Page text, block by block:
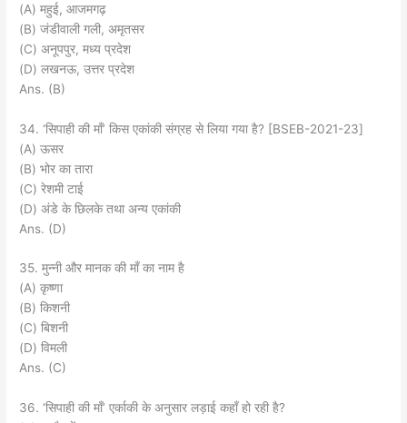
(A) महुई, आजमगढ़
(B) जंडीवाली गली, अमृतसर
(C) अनूपपुर, मध्य प्रदेश
(D) लखनऊ, उत्तर प्रदेश
Ans. (B)
34. ‘सिपाही की माँ’ किस एकांकी संग्रह से लिया गया है? [BSEB-2021-23]
(A) ऊसर
(B) भोर का तारा
(C) रेशमी टाई
(D) अंडे के छिलके तथा अन्य एकांकी
Ans. (D)
35. मुन्नी और मानक की माँ का नाम है
(A) कृष्णा
(B) किशनी
(C) बिशनी
(D) विमली
Ans. (C)
36. ‘सिपाही की माँ’ एर्काकी के अनुसार लड़ाई कहाँ हो रही है?